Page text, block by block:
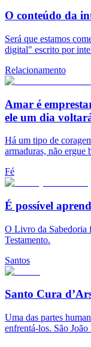
O conteúdo da
Será que estamos
digital" escrito por
Relacionamento
Amar é
ele um dia
Há um tipo de
armaduras, não ergue
Fé
É possível
O Livro da Sabedoria
Testamento.
Santos
Santo Cura
Uma das partes
enfrentá-los. São